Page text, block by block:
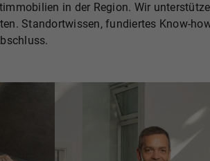
in der Region. Wir
Standortwissen, fundiertes Know-